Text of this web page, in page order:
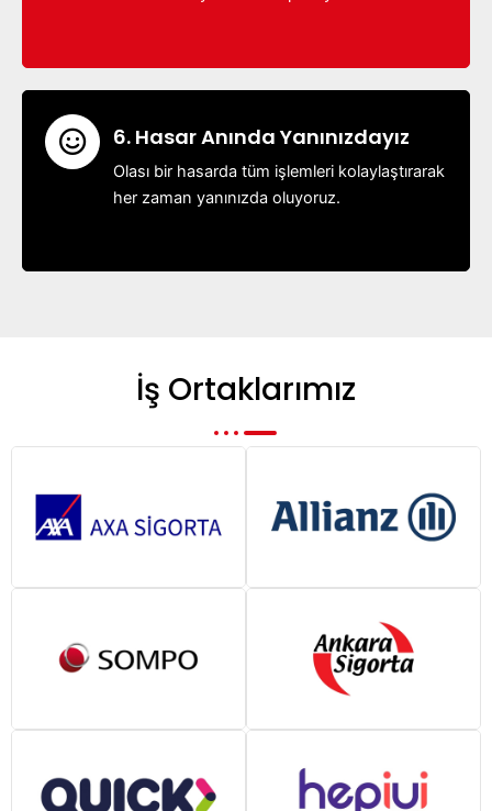
6. Hasar Anında Yanınızdayız
Olası bir hasarda tüm işlemleri kolaylaştırarak
her zaman yanınızda oluyoruz.
İş Ortaklarımız